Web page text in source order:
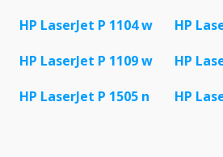
HP LaserJet P 1104 w HP
HP LaserJet P 1109 w HP
HP LaserJet P 1505 n HP